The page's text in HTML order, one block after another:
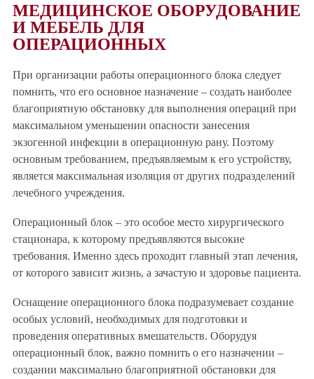
МЕДИЦИНСКОЕ ОБОРУДОВАНИЕ
И МЕБЕЛЬ ДЛЯ
ОПЕРАЦИОННЫХ
При организации работы операционного блока следует
помнить, что его основное назначение – создать наиболее
благоприятную обстановку для выполнения операций при
максимальном уменьшении опасности занесения
экзогенной инфекции в операционную рану. Поэтому
основным требованием, предъявляемым к его устройству,
является максимальная изоляция от других подразделений
лечебного учреждения.
Операционный блок – это особое место хирургического
стационара, к которому предъявляются высокие
требования. Именно здесь проходит главный этап лечения,
от которого зависит жизнь, а зачастую и здоровье пациента.
Оснащение операционного блока подразумевает создание
особых условий, необходимых для подготовки и
проведения оперативных вмешательств. Оборудуя
операционный блок, важно помнить о его назначении –
создании максимально благоприятной обстановки для